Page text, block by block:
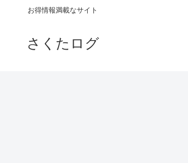
お得情報満載なサイト
さくたログ